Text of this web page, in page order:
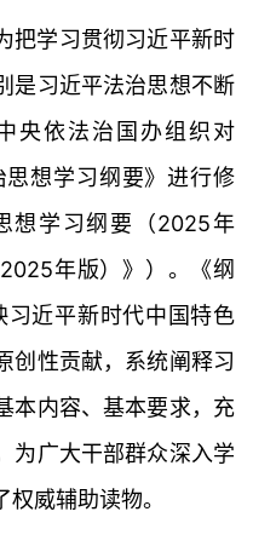
把学习贯彻习近平新时
是习近平法治思想不断
央依法治国办组织对
想学习纲要》进行修
想学习纲要（2025年
年版）》）。《纲
近平新时代中国特色
创性贡献，系统阐释习
本内容、基本要求，充
为广大干部群众深入学
威辅助读物。